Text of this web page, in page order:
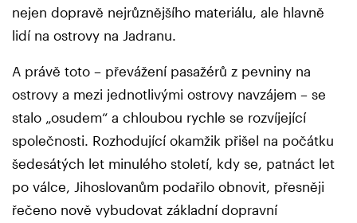
nejen dopravě nejrůznějšího materiálu, ale hlavně
lidí na ostrovy na Jadranu.
A právě toto – převážení pasažérů z pevniny na
ostrovy a mezi jednotlivými ostrovy navzájem – se
stalo „osudem“ a chloubou rychle se rozvíjející
společnosti. Rozhodující okamžik přišel na počátku
šedesátých let minulého století, kdy se, patnáct let
po válce, Jihoslovanům podařilo obnovit, přesněji
řečeno nově vybudovat základní dopravní